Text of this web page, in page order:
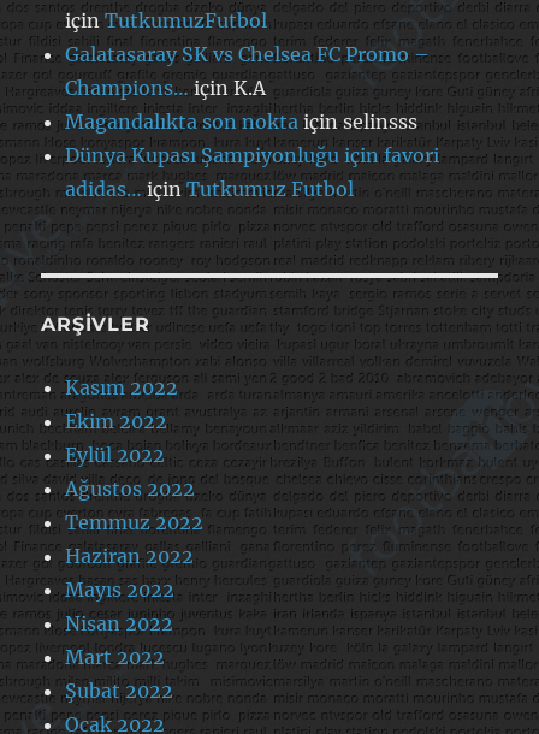
içinTutkumuzFutbol
Galatasaray SK vs Chelsea FC Promo –
Champions…içinK.A
Magandalıkta son nokta içinselinsss
Dünya Kupası Şampiyonluğu için favori
adidas…içinTutkumuz Futbol
ARŞIVLER
Kasım 2022
Ekim 2022
Eylül 2022
Ağustos 2022
Temmuz 2022
Haziran 2022
Mayıs 2022
Nisan 2022
Mart 2022
Şubat 2022
Ocak 2022